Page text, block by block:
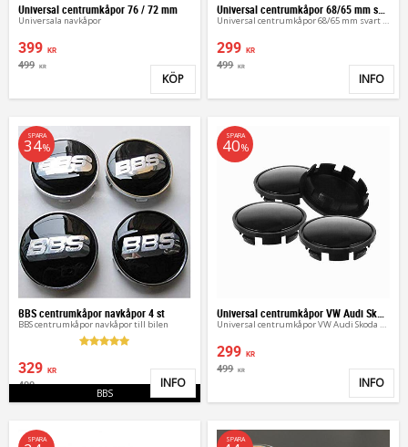
Universal centrumkåpor 76 / 72 mm
Universala navkåpor
399 KR
499 KR
Lägg till i favoriter
KÖP
Universal centrumkåpor 68/65 mm svart silver
299 KR
499 KR
INFO
BBS centrumkåpor navkåpor 4 st
BBS centrumkåpor navkåpor till bilen
329 KR
499
SPARA
34%
BBS Lägg till i favoriter
INFO
Universal centrumkåpor VW Audi Skoda
Universal centrumkåpor VW Audi Skoda 4st
299 KR
499 KR
SPARA
40%
INFO
SPARA SPARA